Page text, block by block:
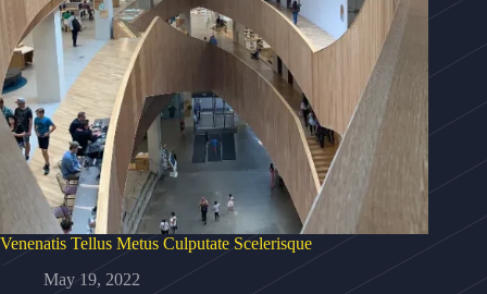
Venenatis Tellus Metus Culputate Scelerisque
May 19, 2022